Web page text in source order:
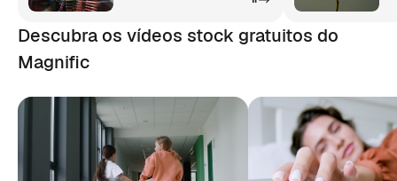
Descubra os vídeos stock gratuitos do
Magnific